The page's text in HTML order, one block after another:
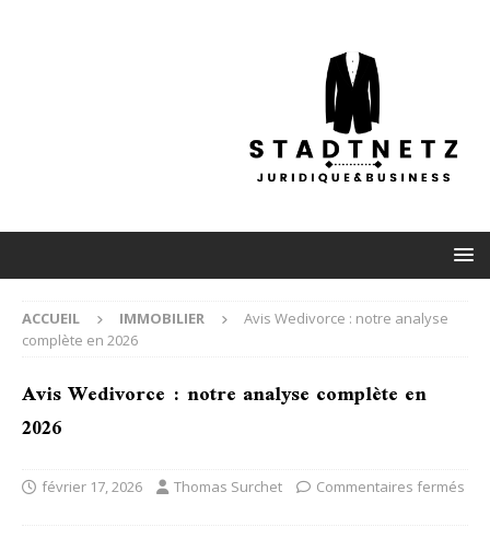
ACCUEIL IMMOBILIER
Avis Wedivorce : notre analyse
complète en 2026
Avis Wedivorce : notre analyse complète en
2026
février 17, 2026 Thomas Surchet Commentaires fermés